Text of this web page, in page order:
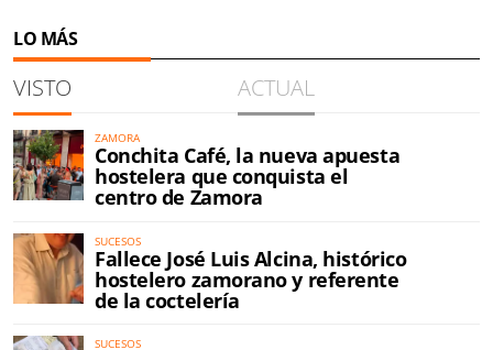
LO MÁS
VISTO ACTUAL
ZAMORA
Conchita Café, la nueva apuesta
hostelera que conquista el
centro de Zamora
SUCESOS
Fallece José Luis Alcina, histórico
hostelero zamorano y referente
de la coctelería
SUCESOS